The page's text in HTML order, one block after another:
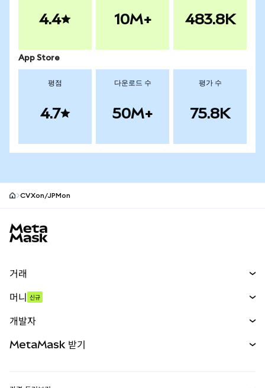
4.4 10M+ 483.8K
App Store
평점
4.7
다운로드 수
50M+
평가 수
75.8K
CVXon/JPMon
거래
무기한 선물
실물자산
머니 신규
개발자
MetaMask 받기